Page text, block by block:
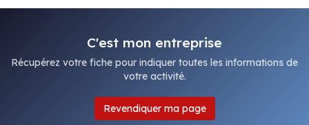
C'est mon entreprise
Récupérez votre fiche pour indiquer toutes les informations de
votre activité.
Revendiquer ma page